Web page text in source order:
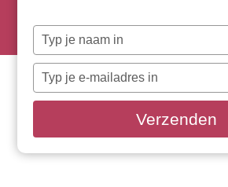
Let op: de actie geldt alleen op
Typ
je
naam
Typ
je
e-
in
Verzenden